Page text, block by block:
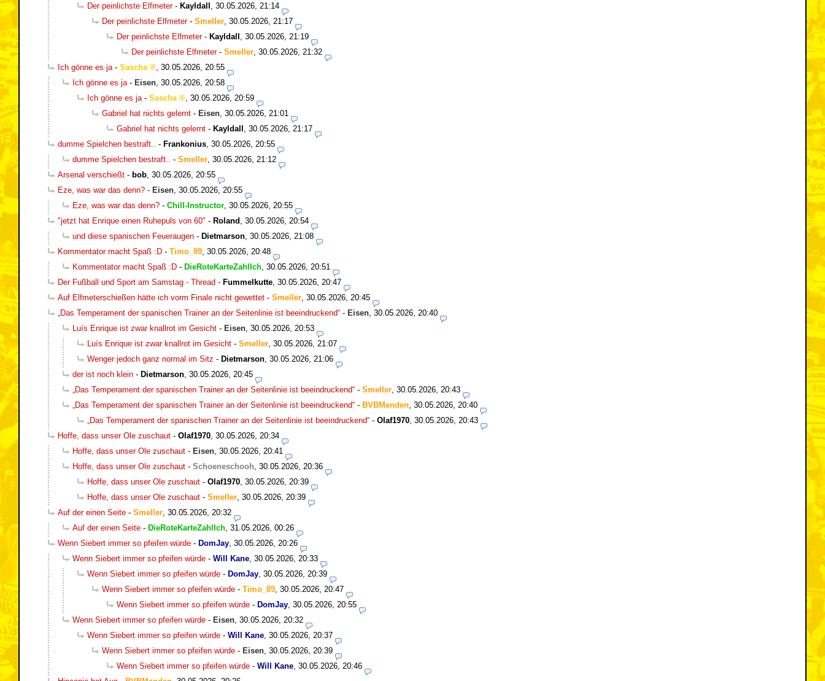
Der peinlichste Elfmeter- Kayldall 30.05.2026, 21:14
Der peinlichste Elfmeter- Smeller 30.05.2026, 21:17
Der peinlichste Elfmeter- Kayldall 30.05.2026, 21:19
Der peinlichste Elfmeter- Smeller 30.05.2026, 21:32
Ich gönne es ja - Sascha
30.05.2026, 20:55
Ich gönne es ja - Eisen 30.05.2026, 20:58
Ich gönne es ja - Sascha
30.05.2026, 20:59
Gabriel hat nichts gelernt - Eisen 30.05.2026, 21:01
Gabriel hat nichts gelernt - Kayldall 30.05.2026, 21:17
dumme Spielchen bestraft..
- Frankonius 30.05.2026, 20:55
dumme Spielchen bestraft..
- Smeller 30.05.2026, 21:12
Arsenal verschießt - bob 30.05.2026, 20:55
Eze, was war das denn? - Eisen 30.05.2026, 20:55
Eze, was war das denn? - Chill-Instructor 30.05.2026, 20:55
"jetzt hat Enrique einen Ruhepuls von 60" - Roland 30.05.2026, 20:54
und diese spanischen Feueraugen - Dietmarson 30.05.2026, 21:08
Kommentator macht Spaß :D - Timo_89 30.05.2026, 20:48
Kommentator macht Spaß :D - DieRoteKarteZahlIch 30.05.2026, 20:51
Der Fußball und Sport am Samstag - Thread - Fummelkutte 30.05.2026, 20:47
Auf Elfmeterschießen hätte ich vorm Finale nicht gewettet - Smeller 30.05.2026, 20:45
„Das Temperament der spanischen Trainer an der Seitenlinie ist beeindruckend“ - Eisen 30.05.2026, 20:40
Luís Enrique ist zwar knallrot im Gesicht - Eisen 30.05.2026, 20:53
Luís Enrique ist zwar knallrot im Gesicht - Smeller 30.05.2026, 21:07
Wenger jedoch ganz normal im Sitz - Dietmarson 30.05.2026, 21:06
der ist noch klein - Dietmarson 30.05.2026, 20:45
„Das Temperament der spanischen Trainer an der Seitenlinie ist beeindruckend“ - Smeller 30.05.2026, 20:43
„Das Temperament der spanischen Trainer an der Seitenlinie ist beeindruckend“ - BVBMenden 30.05.2026, 20:40
„Das Temperament der spanischen Trainer an der Seitenlinie ist beeindruckend“ - Olaf1970 30.05.2026, 20:43
Hoffe, dass unser Ole zuschaut - Olaf1970 30.05.2026, 20:34
Hoffe, dass unser Ole zuschaut - Eisen 30.05.2026, 20:41
Hoffe, dass unser Ole zuschaut - Schoeneschooh 30.05.2026, 20:36
Hoffe, dass unser Ole zuschaut - Olaf1970 30.05.2026, 20:39
Hoffe, dass unser Ole zuschaut - Smeller 30.05.2026, 20:39
Auf der einen Seite - Smeller 30.05.2026, 20:32
Auf der einen Seite - DieRoteKarteZahlIch 31.05.2026, 00:26
Wenn Siebert immer so pfeifen würde - DomJay 30.05.2026, 20:26
Wenn Siebert immer so pfeifen würde - Will Kane 30.05.2026, 20:33
Wenn Siebert immer so pfeifen würde - DomJay 30.05.2026, 20:39
Wenn Siebert immer so pfeifen würde - Timo_89 30.05.2026, 20:47
Wenn Siebert immer so pfeifen würde - DomJay 30.05.2026, 20:55
Wenn Siebert immer so pfeifen würde - Eisen 30.05.2026, 20:32
Wenn Siebert immer so pfeifen würde - Will Kane 30.05.2026, 20:37
Wenn Siebert immer so pfeifen würde - Eisen 30.05.2026, 20:39
Wenn Siebert immer so pfeifen würde - Will Kane 30.05.2026, 20:46